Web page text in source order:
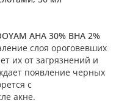
AHA 30% BHA 2%
слоя ороговевших
их от загрязнений и
появление черных
с
акне.